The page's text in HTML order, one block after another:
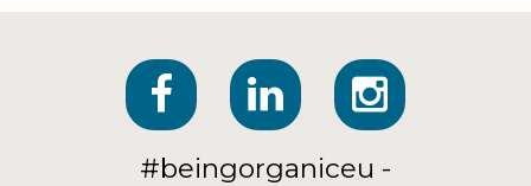
#beingorganiceu -